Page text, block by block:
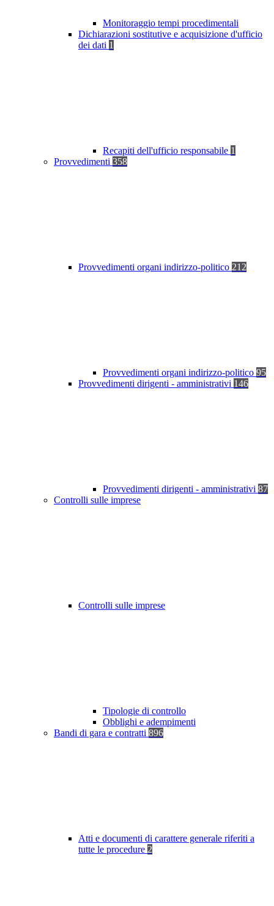
Monitoraggio tempi procedimentali
Dichiarazioni sostitutive e acquisizione d'ufficio
dei dati 1
Recapiti dell'ufficio responsabile 1
Provvedimenti 358
Provvedimenti organi indirizzo-politico 212
Provvedimenti organi indirizzo-politico 95
Provvedimenti dirigenti - amministrativi 146
Provvedimenti dirigenti - amministrativi 87
Controlli sulle imprese
Controlli sulle imprese
Tipologie di controllo
Obblighi e adempimenti
Bandi di gara e contratti 896
Atti e documenti di carattere generale riferiti a
tutte le procedure 2